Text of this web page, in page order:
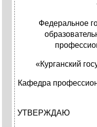
Федеральное
«Курганский
Кафедра
УТВЕРЖДАЮ